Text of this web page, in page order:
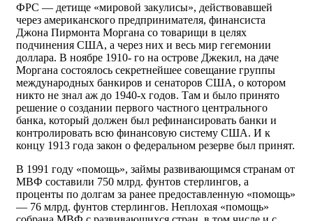
ФРС — детище «мировой закулисы», действовавшей
через американского предпринимателя, финансиста
Джона Пирмонта Моргана со товарищи в целях
подчинения США, а через них и весь мир гегемонии
доллара. В ноябре 1910- го на острове Джекил, на даче
Моргана состоялось секретнейшее совещание группы
международных банкиров и сенаторов США, о котором
никто не знал аж до 1940-х годов. Там и было принято
решение о создании первого частного центрального
банка, который должен был рефинансировать банки и
контролировать всю финансовую систему США. И к
концу 1913 года закон о федеральном резерве был принят.
В 1991 году «помощь», займы развивающимся странам от
МВФ составили 750 млрд. фунтов стерлингов, а
проценты по долгам за ранее предоставленную «помощь»
— 76 млрд. фунтов стерлингов. Неплохая «помощь»